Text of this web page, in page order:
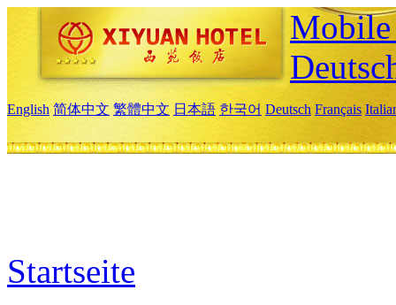
English 简体中文 繁體中文 日本語 한국어 Deutsch Français
Startseite